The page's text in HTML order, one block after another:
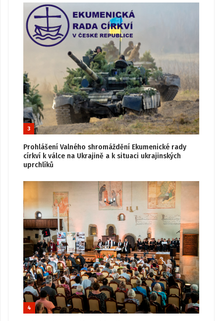
3
Prohlášení Valného shromáždění Ekumenické rady
církví k válce na Ukrajině a k situaci ukrajinských
uprchlíků
4